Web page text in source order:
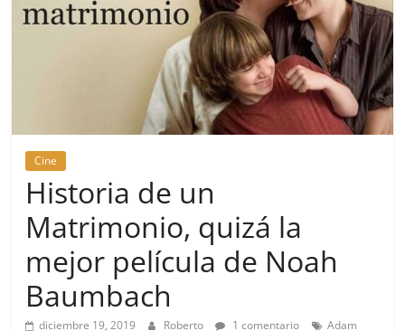
Cine
Historia de un
Matrimonio, quizá la
mejor película de Noah
Baumbach
diciembre 19, 2019 Roberto 1 comentario
Adam